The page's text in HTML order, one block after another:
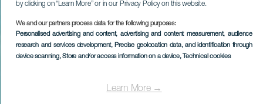
by clicking on “Learn More” or in our Privacy Policy on this website.
We and our partners process data for the following purposes:
Personalised advertising and content, advertising and content measurement, audience
research and services development, Precise geolocation data, and identification through
device scanning, Store and/or access information on a device, Technical cookies
Learn More →